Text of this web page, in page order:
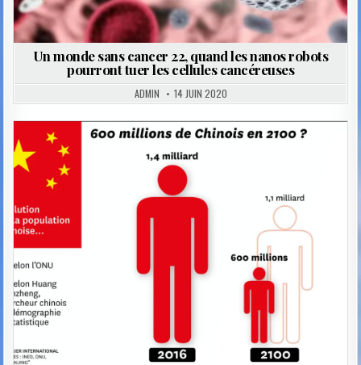
Un monde sans cancer 22, quand les nanos robots
pourront tuer les cellules cancéreuses
ADMIN 14 JUIN 2020
Posted